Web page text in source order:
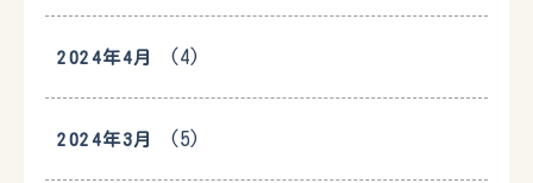
2024年4月 (4)
2024年3月 (5)